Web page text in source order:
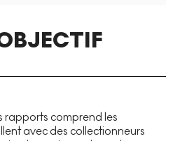
rapports comprend les
avec des collectionneurs